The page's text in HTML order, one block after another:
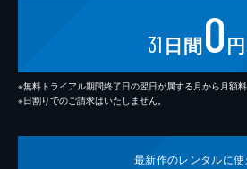
31 日間0円
※無料トライアル期間終了日の翌日が属する月から月額料
※日割りでのご請求はいたしません。
最新作のレンタルに使